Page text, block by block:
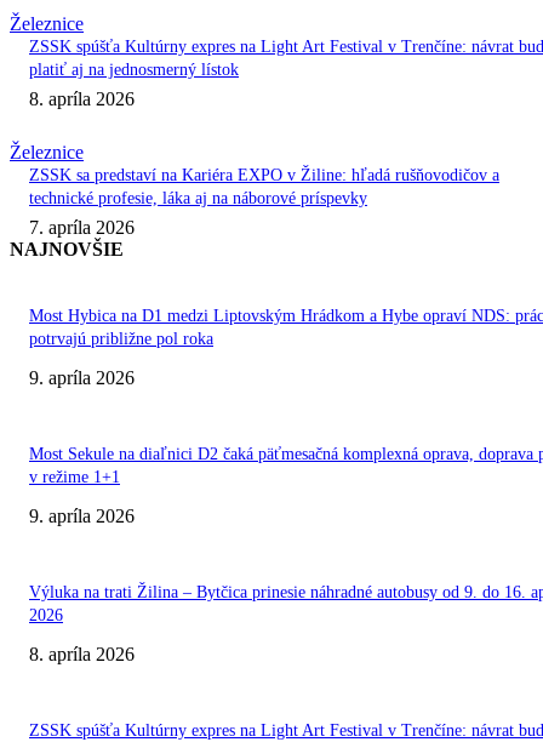
Železnice
ZSSK spúšťa Kultúrny expres na Light Art Festival v Trenčíne: návrat
platiť aj na jednosmerný lístok
8. apríla 2026
Železnice
ZSSK sa predstaví na Kariéra EXPO v Žiline: hľadá rušňovodičov a
technické profesie, láka aj na náborové príspevky
7. apríla 2026
NAJNOVŠIE
Most Hybica na D1 medzi Liptovským Hrádkom a Hybe opraví NDS:
potrvajú približne pol roka
9. apríla 2026
Most Sekule na diaľnici D2 čaká päťmesačná komplexná oprava, doprava
v režime 1+1
9. apríla 2026
Výluka na trati Žilina – Bytčica prinesie náhradné autobusy od 9. do 16.
2026
8. apríla 2026
ZSSK spúšťa Kultúrny expres na Light Art Festival v Trenčíne: návrat